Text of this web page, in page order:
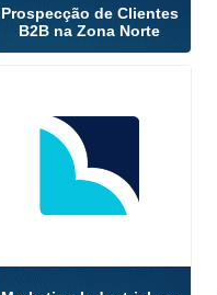
Prospecção de Clientes
B2B na Zona Norte